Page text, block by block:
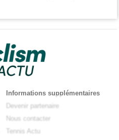
Informations supplémentaires
Devenir partenaire
Nous contacter
Tennis Actu